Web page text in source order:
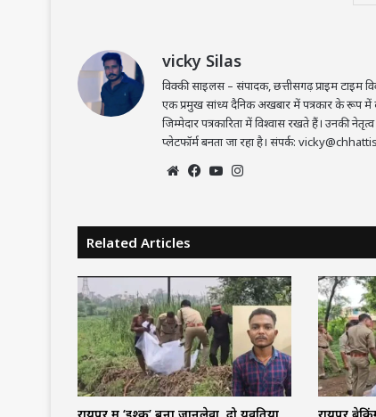
vicky Silas
विक्की साइलस – संपादक, छत्तीसगढ़ प्राइम टाइम
एक प्रमुख सांध्य दैनिक अखबार में पत्रकार के रूप में
जिम्मेदार पत्रकारिता में विश्वास रखते हैं। उनकी
प्लेटफॉर्म बनता जा रहा है। संपर्क:
Website
Facebook
YouTube
Related Articles